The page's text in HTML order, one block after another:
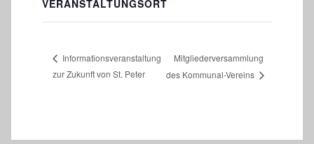
VERANSTALTUNGSORT
Informationsveranstaltung
zur Zukunft von St. Peter
Mitgliederversammlung
des Kommunal-Vereins